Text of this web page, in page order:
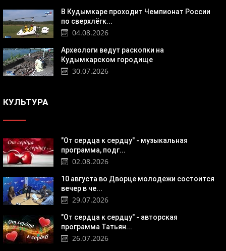
В Кудымкаре проходит Чемпионат России
по сверхлёгк...
04.08.2026
Археологи ведут раскопки на
Кудымкарском городище
30.07.2026
КУЛЬТУРА
"От сердца к сердцу" - музыкальная
программа, подг...
02.08.2026
10 августа во Дворце молодежи состоится
вечер в че...
29.07.2026
"От сердца к сердцу" - авторская
программа Татьян...
26.07.2026